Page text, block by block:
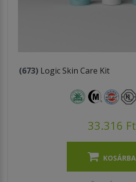
(673) Logic Skin Care Kit
33.316 Ft
KOSÁRBA